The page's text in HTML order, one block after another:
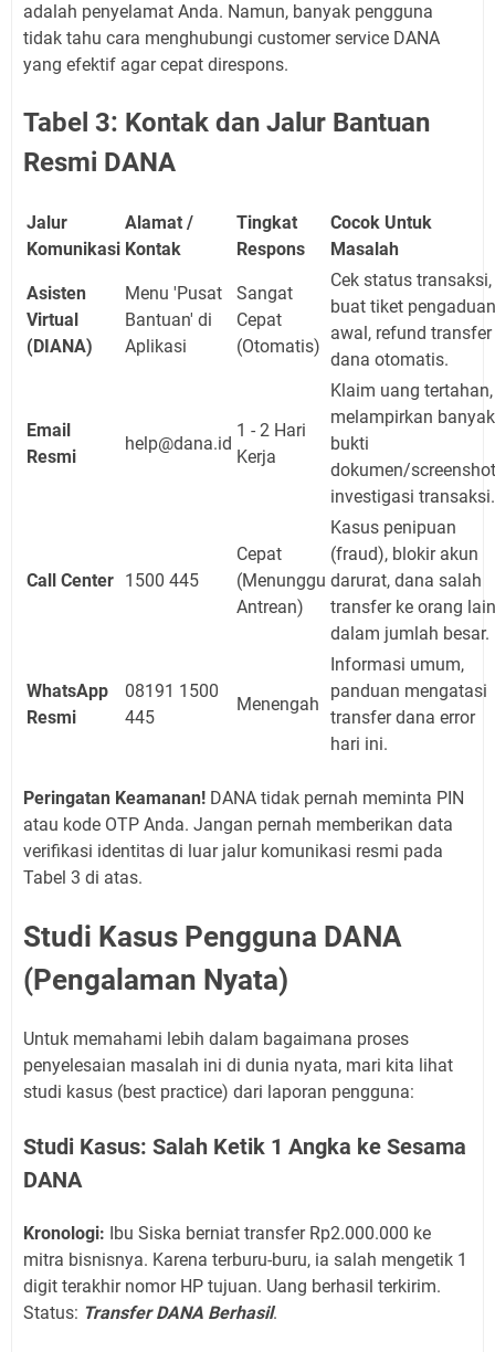
adalah penyelamat Anda. Namun, banyak pengguna
tidak tahu cara menghubungi customer service DANA
yang efektif agar cepat direspons.
Tabel 3: Kontak dan Jalur Bantuan
Resmi DANA
Jalur
Komunikasi
Alamat /
Kontak
Tingkat
Respons
Cocok Untuk
Masalah
Asisten
Virtual
(DIANA)
Menu 'Pusat
Bantuan' di
Aplikasi
Sangat
Cepat
(Otomatis)
Cek status transaksi,
buat tiket pengaduan
awal, refund transfer
dana otomatis.
Email
Resmi
help@dana.id
1 - 2 Hari
Kerja
Klaim uang tertahan,
melampirkan banyak
bukti
dokumen/
investigasi transaksi.
Call Center 1500 445
Cepat
(Menunggu
Antrean)
Kasus penipuan
(fraud), blokir akun
darurat, dana salah
transfer ke orang lain
dalam jumlah besar.
WhatsApp
Resmi
08191 1500
445
Menengah
Informasi umum,
panduan mengatasi
transfer dana error
hari ini.
Peringatan Keamanan! DANA tidak pernah meminta PIN
atau kode OTP Anda. Jangan pernah memberikan data
verifikasi identitas di luar jalur komunikasi resmi pada
Tabel 3 di atas.
Studi Kasus Pengguna DANA
(Pengalaman Nyata)
Untuk memahami lebih dalam bagaimana proses
penyelesaian masalah ini di dunia nyata, mari kita lihat
studi kasus (best practice) dari laporan pengguna:
Studi Kasus: Salah Ketik 1 Angka ke Sesama
DANA
Kronologi: Ibu Siska berniat transfer Rp2.000.000 ke
mitra bisnisnya. Karena terburu-buru, ia salah mengetik 1
digit terakhir nomor HP tujuan. Uang berhasil terkirim.
Status: Transfer DANA Berhasil.